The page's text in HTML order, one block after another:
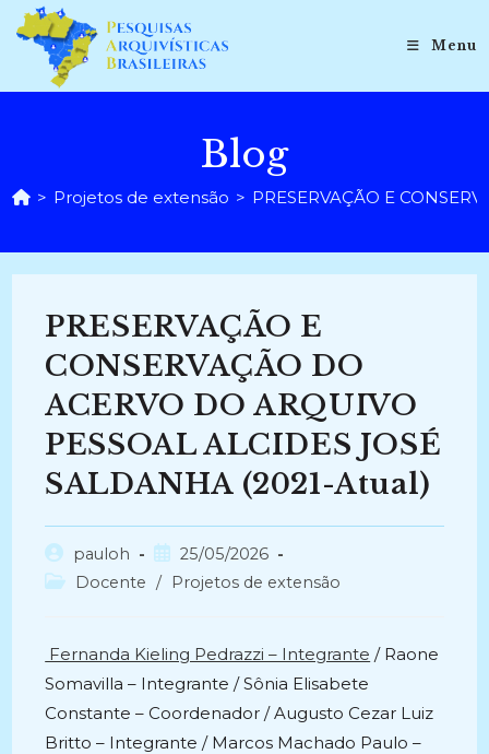
para
conteúdo
Menu
Blog
> Projetos de extensão > PRESERVAÇÃO E
PRESERVAÇÃO E
CONSERVAÇÃO DO
ACERVO DO ARQUIVO
PESSOAL ALCIDES JOSÉ
SALDANHA (2021-Atual)
Autor
do
pauloh
Post
publicado:
25/05/2026
Categoria
Docente / Projetos de extensão
Fernanda Kieling Pedrazzi – Integrante / Raone
Somavilla – Integrante / Sônia Elisabete
Constante – Coordenador / Augusto Cezar Luiz
Britto – Integrante / Marcos Machado Paulo –